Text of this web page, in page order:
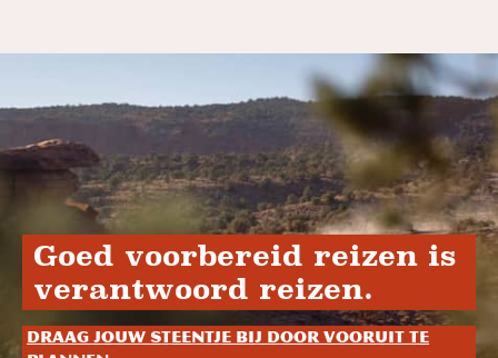
Goed voorbereid reizen is
verantwoord reizen.
Draag jouw steentje bij door vooruit te